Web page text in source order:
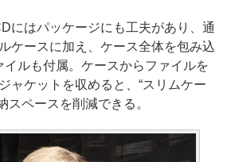
にはパッケージにも工夫があり、通
ケースに加え、ケース全体を包み込
イルも付属。ケースからファイルを
ャケットを収めると、“スリムケー
スペースを削減できる。